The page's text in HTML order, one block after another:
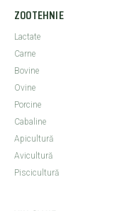
ZOOTEHNIE
Lactate
Carne
Bovine
Ovine
Porcine
Cabaline
Apicultură
Avicultură
Piscicultură